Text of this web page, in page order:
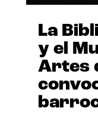
La
y el
Artes